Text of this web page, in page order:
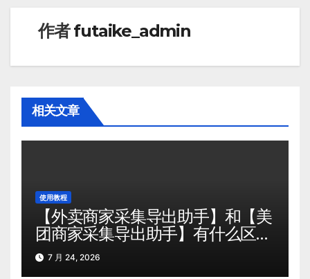
作者futaike_admin
相关文章
使用教程
【外卖商家采集导出助手】和【美
团商家采集导出助手】有什么区
别？这篇给你10个多维度的对比，
让你一看就懂。
7 月 24, 2026